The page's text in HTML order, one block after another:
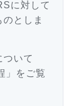
に対して
としま
ついて
」をご覧